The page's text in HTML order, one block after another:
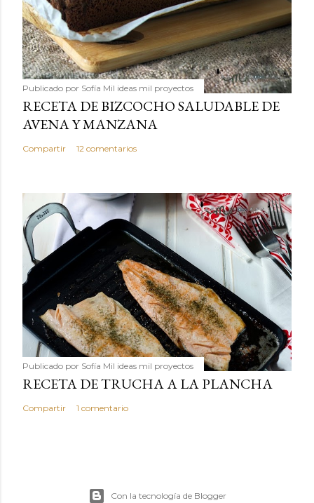
Publicado por Sofía Mil ideas mil proyectos
RECETA DE BIZCOCHO SALUDABLE DE
AVENA Y MANZANA
Compartir 12 comentarios
Publicado por Sofía Mil ideas mil proyectos
RECETA DE TRUCHA A LA PLANCHA
Compartir 1 comentario
Con la tecnología de Blogger